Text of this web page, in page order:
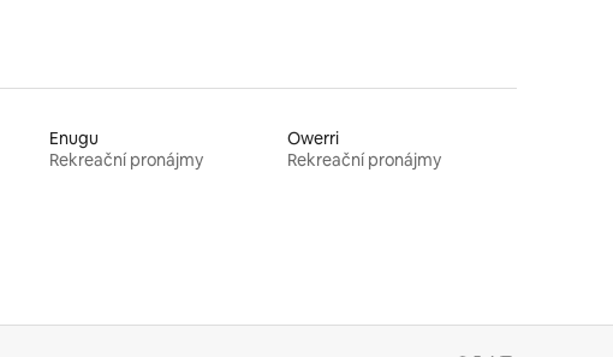
Enugu
Rekreační pronájmy
Owerri
Rekreační pronájmy